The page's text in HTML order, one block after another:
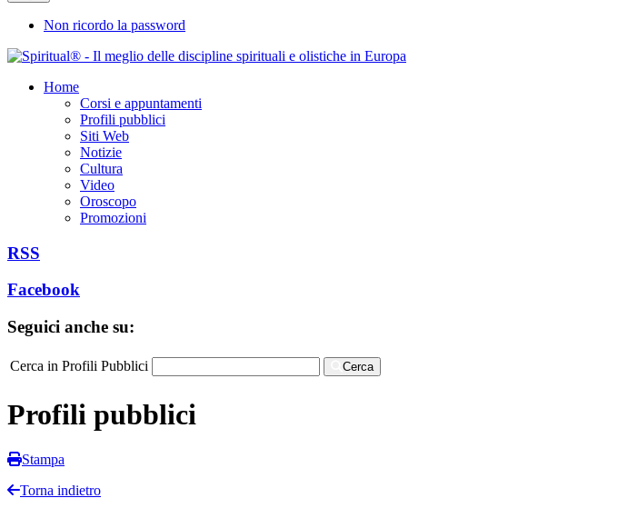
Non ricordo la password
Home
Corsi e appuntamenti
Profili pubblici
Siti Web
Notizie
Cultura
Video
Oroscopo
Promozioni
RSS
Facebook
Seguici anche su:
Cerca in Profili Pubblici Cerca
Profili pubblici
Stampa
Torna indietro